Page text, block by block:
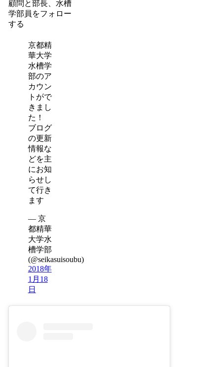
顧問と部長、水槽
学部員をフォロー
する
京都精
華大学
水槽学
部のア
カウン
トがで
きまし
た！
ブログ
の更新
情報な
どを主
にお知
らせし
て行き
ます
— 京
都精華
大学水
槽学部
(@seikasuisoubu)
2018年
1月18
日